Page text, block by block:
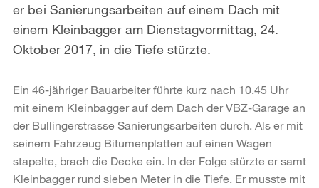
er bei Sanierungsarbeiten auf einem Dach mit
einem Kleinbagger am Dienstagvormittag, 24.
Oktober 2017, in die Tiefe stürzte.
Ein 46-jähriger Bauarbeiter führte kurz nach 10.45 Uhr
mit einem Kleinbagger auf dem Dach der VBZ-Garage an
der Bullingerstrasse Sanierungsarbeiten durch. Als er mit
seinem Fahrzeug Bitumenplatten auf einen Wagen
stapelte, brach die Decke ein. In der Folge stürzte er samt
Kleinbagger rund sieben Meter in die Tiefe. Er musste mit